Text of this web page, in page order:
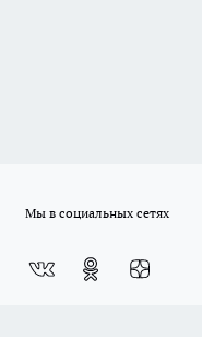
Мы в социальных сетях